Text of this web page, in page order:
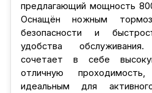
предлагающий мощность
Оснащён ножным
безопасности и
удобства
сочетает в себе
отличную
идеальным для